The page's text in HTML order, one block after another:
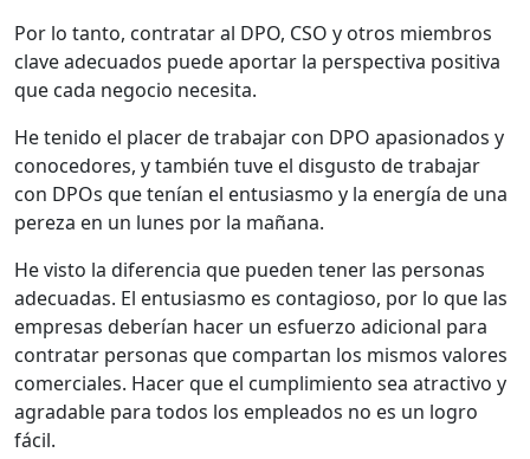
Por lo tan­to, con­tratar al DPO, CSO y otros miem­bros
clave ade­cua­dos puede apor­tar la per­spec­ti­va pos­i­ti­va
que cada nego­cio nece­si­ta.
He tenido el plac­er de tra­ba­jar con DPO apa­sion­a­dos y
cono­ce­dores, y tam­bién tuve el dis­gus­to de tra­ba­jar
con DPOs que tenían el entu­si­as­mo y la energía de una
pereza en un lunes por la mañana.
He vis­to la difer­en­cia que pueden ten­er las per­sonas
ade­cuadas. El entu­si­as­mo es con­ta­gioso, por lo que las
empre­sas deberían hac­er un esfuer­zo adi­cional para
con­tratar per­sonas que com­par­tan los mis­mos val­ores
com­er­ciales. Hac­er que el cumplim­ien­to sea atrac­ti­vo y
agrad­able para todos los emplea­d­os no es un logro
fácil.